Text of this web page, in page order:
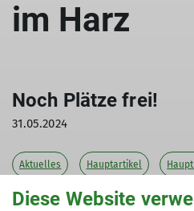
im Harz
Noch Plätze frei!
31.05.2024
Aktuelles Hauptartikel
Hauptartikel 3
Diese Website